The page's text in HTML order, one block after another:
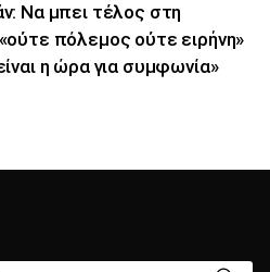
Να μπει τέλος στη
πόλεμος ούτε ειρήνη»
η ώρα για συμφωνία»